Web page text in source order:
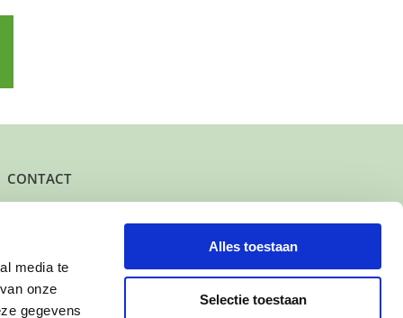
media te
onze
gegevens
Alles toestaan
Selectie toestaan
CONTACT
Het kantoor- en postadres van Buurtgezinnen is:
KvK-nummer: 61625078
IBAN: NL95 INGB 0006 7343 78